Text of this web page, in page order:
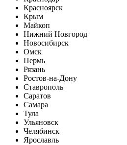
Красноярск
Крым
Майкоп
Нижний Новгород
Новосибирск
Омск
Пермь
Рязань
Ростов-на-Дону
Ставрополь
Саратов
Самара
Тула
Ульяновск
Челябинск
Ярославль